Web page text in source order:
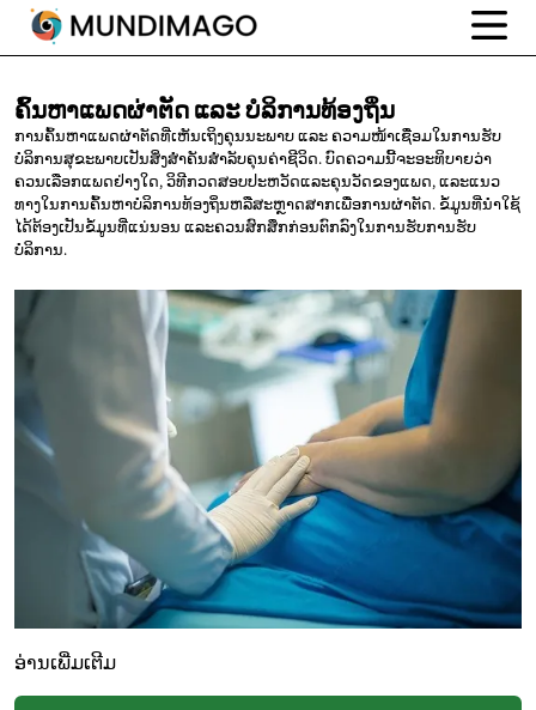
ຄົ້ນຫາແພດຜ່າຕັດ ແລະບໍລິການທ້ອງຖິ່ນ
ການຄົ້ນຫາແພດຜ່າຕັດທີ່ເຫັນເຖິງຄຸນນະພາບ ແລະ ຄວາມໜ້າເຊື່ອມໃນການຮັບ
ບໍລິການສຸຂະພາບເປັນສິ່ງສຳຄັນສໍາລັບຄຸນຄ່າຊີວິດ. ບົດຄວາມນີ້ຈະອະທິບາຍວ່າ
ຄວນເລືອກແພດຢ່າງໃດ, ວິທີກວດສອບປະຫວັດແລະຄຸນວັດຂອງແພດ, ແລະແນວ
ທາງໃນການຄົ້ນຫາບໍລິການທ້ອງຖິ່ນຫລືສະຫຼາດສາກເພື່ອການຜ່າຕັດ. ຂໍ້ມູນທີ່ນຳໃຊ້
ໄດ້ຕ້ອງເປັນຂໍ້ມູນທີ່ແນ່ນອນ ແລະຄວນສົກສຶກກ່ອນຕົກລົງໃນການຮັບການຮັບ
ບໍລິການ.
ອ່ານເພີ່ມເຕີມ